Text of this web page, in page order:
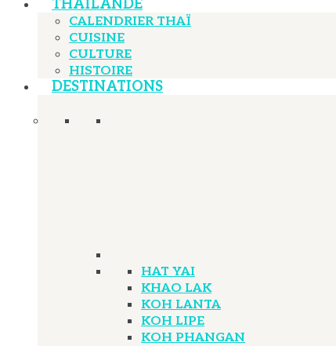
THAÏLANDE
CALENDRIER THAÏ
CUISINE
CULTURE
HISTOIRE
DESTINATIONS
HAT YAI
KHAO LAK
KOH LANTA
KOH LIPE
KOH PHANGAN